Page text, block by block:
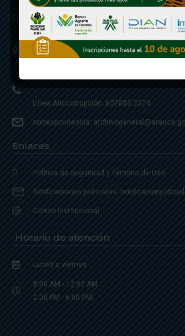
Contáctenos
Calle 20 - Carrera 21 Esquina
Código postal 810001
Linea Anticorrupción: 607885 3374
correspondencia:
Enlaces
Política de Seguridad y Termino de Uso
Notificaciones judiciales:
Correo Institucional
Horario de atención
Lunes a viernes
8:00 AM - 12:00 AM
2:00 PM - 6:00 PM.